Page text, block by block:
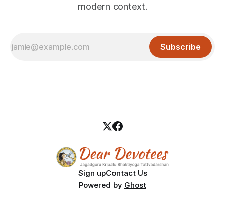
modern context.
Subscribe
Sign upContact Us
Powered by Ghost